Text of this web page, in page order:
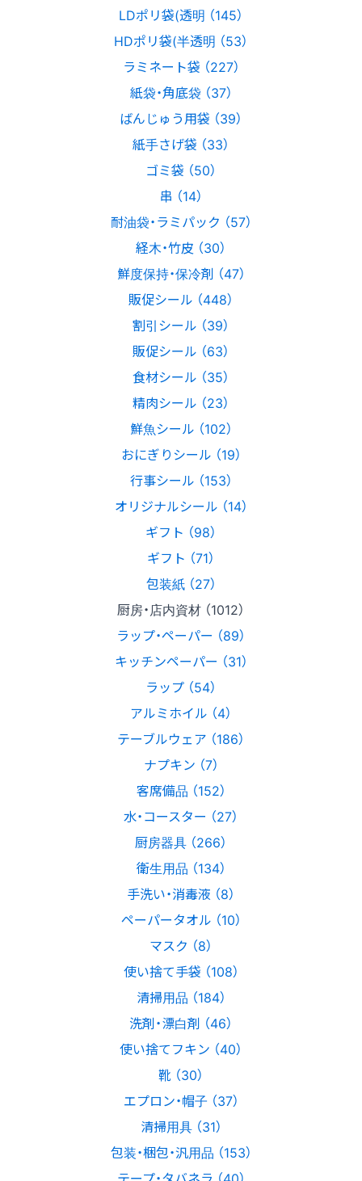
LDポリ袋(透明 （145）
HDポリ袋(半透明 （53）
ラミネート袋 （227）
紙袋・角底袋 （37）
ばんじゅう用袋 （39）
紙手さげ袋 （33）
ゴミ袋 （50）
串 （14）
耐油袋・ラミパック （57）
経木・竹皮 （30）
鮮度保持・保冷剤 （47）
販促シール （448）
割引シール （39）
販促シール （63）
食材シール （35）
精肉シール （23）
鮮魚シール （102）
おにぎりシール （19）
行事シール （153）
オリジナルシール （14）
ギフト （98）
ギフト （71）
包装紙 （27）
厨房・店内資材 （1012）
ラップ・ペーパー （89）
キッチンペーパー （31）
ラップ （54）
アルミホイル （4）
テーブルウェア （186）
ナプキン （7）
客席備品 （152）
水・コースター （27）
厨房器具 （266）
衛生用品 （134）
手洗い・消毒液 （8）
ペーパータオル （10）
マスク （8）
使い捨て手袋 （108）
清掃用品 （184）
洗剤・漂白剤 （46）
使い捨てフキン （40）
靴 （30）
エプロン・帽子 （37）
清掃用具 （31）
包装・梱包・汎用品 （153）